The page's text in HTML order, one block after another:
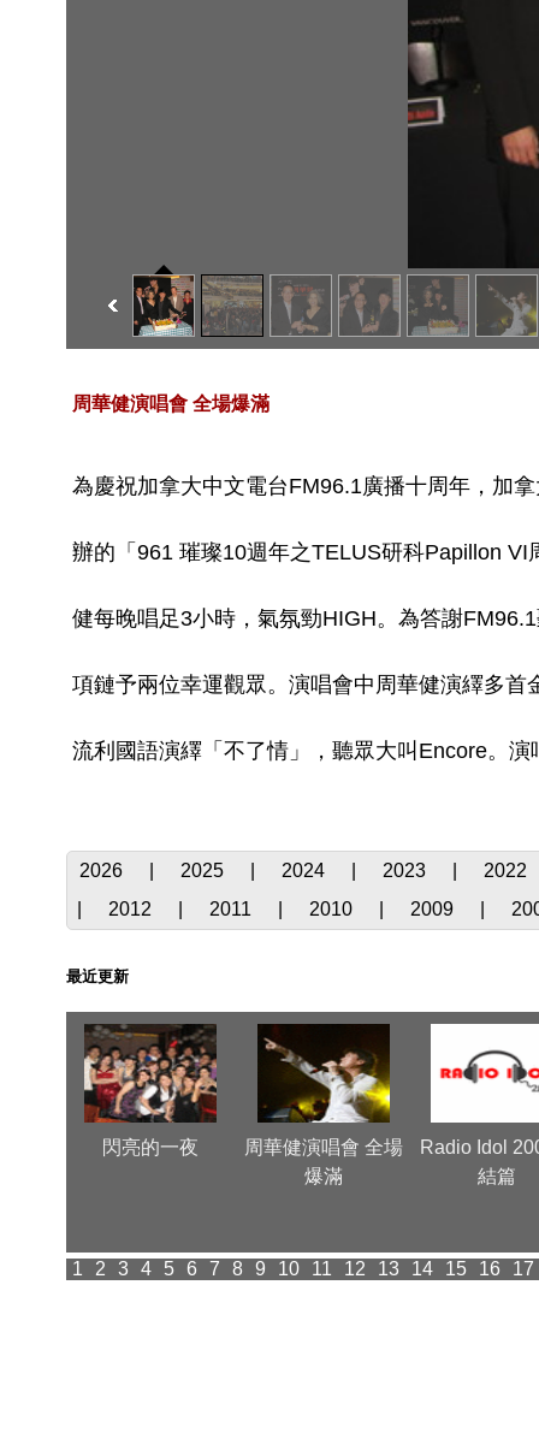
周華健演唱會 全場爆滿
為慶祝加拿大中文電台FM96.1廣播十周年，加
辦的「961 璀璨10週年之TELUS研科Papillon
健每晚唱足3小時，氣氛勁HIGH。為答謝
項鏈予兩位幸運觀眾。演唱會中周華健演繹多
流利國語演繹「不了情」，聽眾大叫Encore。
2026 2025 2024 2023
2022
2012 2011 2010 2009
最近更新
閃亮的一夜
周華健演唱會 全場
爆滿
Radio Idol
結篇
1 2 3 4 5 6 7 8 9 10 11 12 13 14 15 16 17